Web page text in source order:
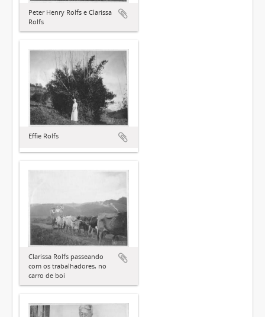
Peter Henry Rolfs e Clarissa
Rolfs
Effie Rolfs
Clarissa Rolfs passeando
com os trabalhadores, no
carro de boi